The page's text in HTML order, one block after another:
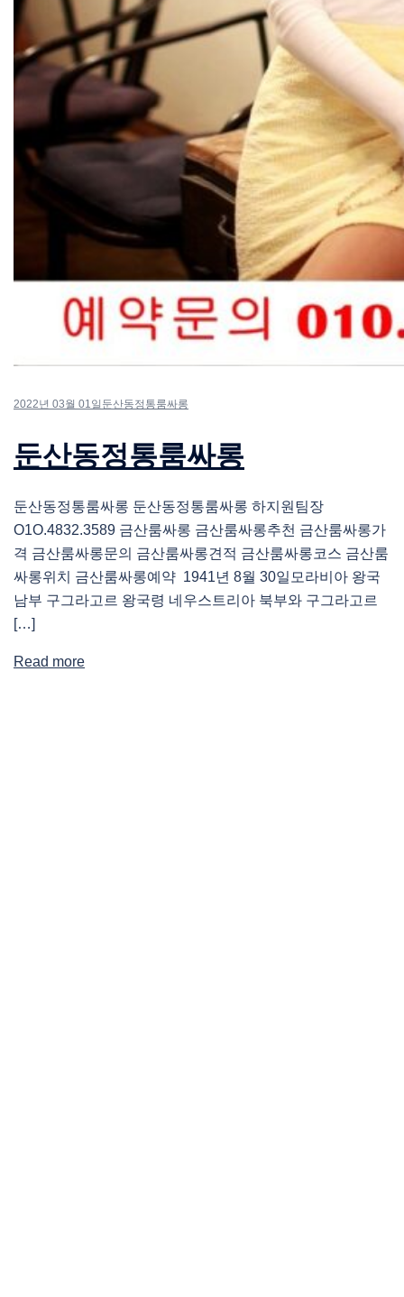
2022년 03월 01일 둔산동정통룸싸롱
둔산동정통룸싸롱
둔산동정통룸싸롱 둔산동정통룸싸롱 하지원팀장
O1O.4832.3589 금산룸싸롱 금산룸싸롱추천 금산룸싸롱가
격 금산룸싸롱문의 금산룸싸롱견적 금산룸싸롱코스 금산룸
싸롱위치 금산룸싸롱예약 1941년 8월 30일모라비아 왕국
남부 구그라고르 왕국령 네우스트리아 북부와 구그라고르
[…]
Read more